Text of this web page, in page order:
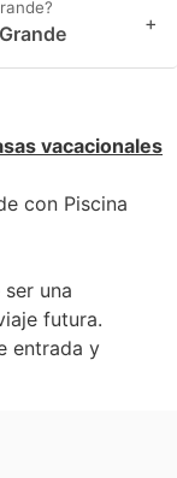
+
vacacionales
con Piscina
una
futura.
entrada y